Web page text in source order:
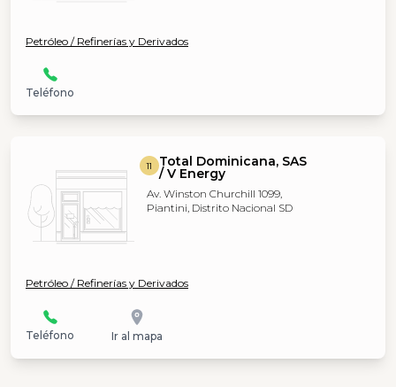
Petróleo / Refinerías y Derivados
Teléfono
11 Total Dominicana, SAS
/ V Energy
Av. Winston Churchill 1099,
Piantini, Distrito Nacional SD
Petróleo / Refinerías y Derivados
Teléfono Ir al mapa